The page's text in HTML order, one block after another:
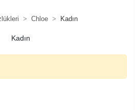
Chloe Kadın
Kadın